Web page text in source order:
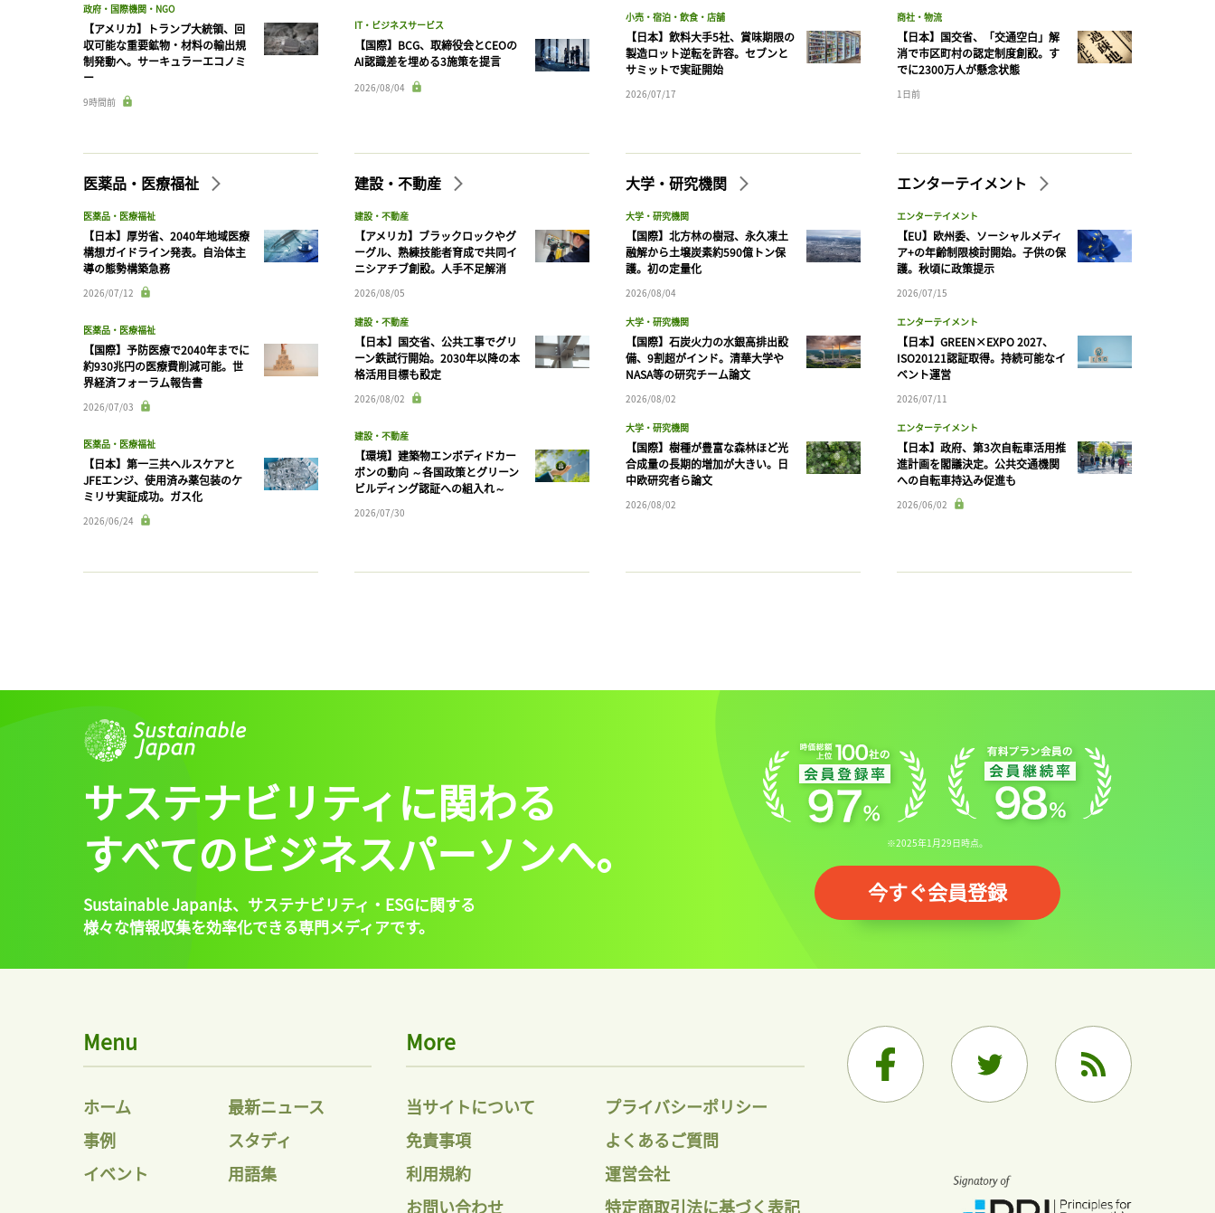
政府・国際機関・NGO
【アメリカ】トランプ大統領、回
収可能な重要鉱物・材料の輸出規
制発動へ。サーキュラーエコノミ
ー
9時間前
IT・ビジネスサービス
【国際】BCG、取締役会とCEOの
AI認識差を埋める3施策を提言
2026/08/04
小売・宿泊・飲食・店舗
【日本】飲料大手5社、賞味期限の
製造ロット逆転を許容。セブンと
サミットで実証開始
2026/07/17
商社・物流
【日本】国交省、「交通空白」解
消で市区町村の認定制度創設。す
でに2300万人が懸念状態
1日前
医薬品・医療福祉
医薬品・医療福祉
【日本】厚労省、2040年地域医療
構想ガイドライン発表。自治体主
導の態勢構築急務
2026/07/12
医薬品・医療福祉
【国際】予防医療で2040年までに
約930兆円の医療費削減可能。世
界経済フォーラム報告書
2026/07/03
医薬品・医療福祉
【日本】第一三共ヘルスケアと
JFEエンジ、使用済み薬包装のケ
ミリサ実証成功。ガス化
2026/06/24
建設・不動産
建設・不動産
【アメリカ】ブラックロックやグ
ーグル、熟練技能者育成で共同イ
ニシアチブ創設。人手不足解消
2026/08/05
建設・不動産
【日本】国交省、公共工事でグリ
ーン鉄試行開始。2030年以降の本
格活用目標も設定
2026/08/02
建設・不動産
【環境】建築物エンボディドカー
ボンの動向 ～各国政策とグリーン
ビルディング認証への組入れ～
2026/07/30
大学・研究機関
大学・研究機関
【国際】北方林の樹冠、永久凍土
融解から土壌炭素約590億トン保
護。初の定量化
2026/08/04
大学・研究機関
【国際】石炭火力の水銀高排出設
備、9割超がインド。清華大学や
NASA等の研究チーム論文
2026/08/02
大学・研究機関
【国際】樹種が豊富な森林ほど光
合成量の長期的増加が大きい。日
中欧研究者ら論文
2026/08/02
エンターテイメント
エンターテイメント
【EU】欧州委、ソーシャルメディ
ア+の年齢制限検討開始。子供の保
護。秋頃に政策提示
2026/07/15
エンターテイメント
【日本】GREEN×EXPO 2027、
ISO20121認証取得。持続可能なイ
ベント運営
2026/07/11
エンターテイメント
【日本】政府、第3次自転車活用推
進計画を閣議決定。公共交通機関
への自転車持込み促進も
2026/06/02
サステナビリティに関わる
すべてのビジネスパーソンへ。
Sustainable Japanは、 サステナビリティ・ESGに関する
様々な情報収集を効率化できる専門メディアです。
※2025年1月29日時点。
今すぐ会員登録
Menu
ホーム
最新ニュース
事例
スタディ
イベント
用語集
More
当サイトについて
プライバシーポリシー
免責事項
よくあるご質問
利用規約
運営会社
お問い合わせ
特定商取引法に基づく表記